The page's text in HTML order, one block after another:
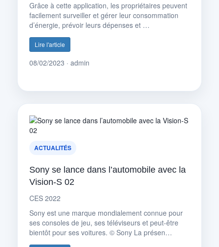
Grâce à cette application, les propriétaires peuvent
facilement surveiller et gérer leur consommation
d’énergie, prévoir leurs dépenses et …
Lire l'article
08/02/2023 · admin
ACTUALITÉS
Sony se lance dans l’automobile avec la
Vision-S 02
CES 2022
Sony est une marque mondialement connue pour
ses consoles de jeu, ses téléviseurs et peut-être
bientôt pour ses voitures. © Sony La présen…